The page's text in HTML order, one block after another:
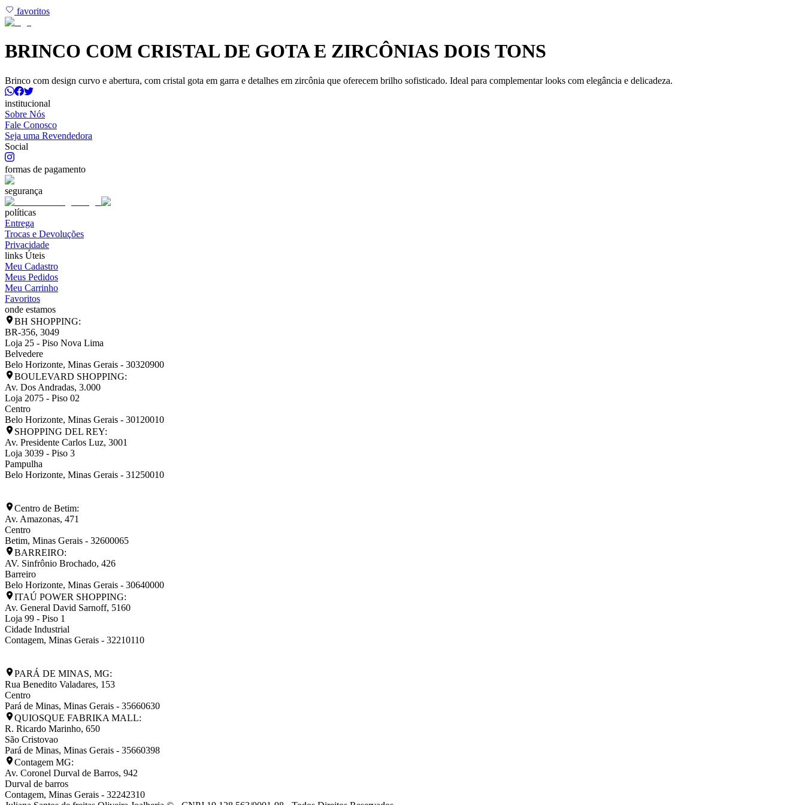
favoritos
BRINCO COM CRISTAL DE GOTA E ZIRCÔNIAS DOIS TONS
Brinco com design curvo e abertura, com cristal gota em garra e detalhes em zircônia que oferecem brilho sofisticado. Ideal para complementar looks com elegância e delicadeza.
institucional
Sobre Nós
Fale Conosco
Seja uma Revendedora
Social
formas de pagamento
segurança
políticas
Entrega
Trocas e Devoluções
Privacidade
links Úteis
Meu Cadastro
Meus Pedidos
Meu Carrinho
Favoritos
onde estamos
BH SHOPPING:
BR-356, 3049
Loja 25 - Piso Nova Lima
Belvedere
Belo Horizonte, Minas Gerais - 30320900
BOULEVARD SHOPPING:
Av. Dos Andradas, 3.000
Loja 2075 - Piso 02
Centro
Belo Horizonte, Minas Gerais - 30120010
SHOPPING DEL REY:
Av. Presidente Carlos Luz, 3001
Loja 3039 - Piso 3
Pampulha
Belo Horizonte, Minas Gerais - 31250010
Centro de Betim:
Av. Amazonas, 471
Centro
Betim, Minas Gerais - 32600065
BARREIRO:
AV. Sinfrônio Brochado, 426
Barreiro
Belo Horizonte, Minas Gerais - 30640000
ITAÚ POWER SHOPPING:
Av. General David Sarnoff, 5160
Loja 99 - Piso 1
Cidade Industrial
Contagem, Minas Gerais - 32210110
PARÁ DE MINAS, MG:
Rua Benedito Valadares, 153
Centro
Pará de Minas, Minas Gerais - 35660630
QUIOSQUE FABRIKA MALL:
R. Ricardo Marinho, 650
São Cristovao
Pará de Minas, Minas Gerais - 35660398
Contagem MG:
Av. Coronel Durval de Barros, 942
Durval de barros
Contagem, Minas Gerais - 32242310